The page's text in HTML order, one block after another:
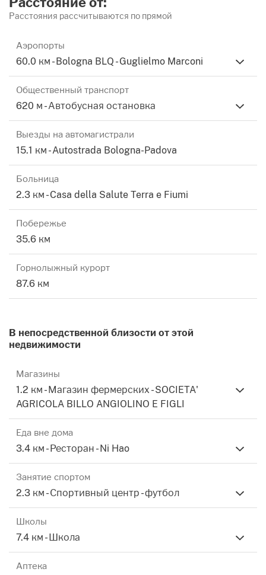
тавернами 1800 года.
Найдено: Частично посаженный и частично
свободный, возможность бассейна и теннисного
корта.
2 - Гараж: Свободный с четырех сторон,
три отдельных, но сообщающихся пространства.
3 -Снаряжение 1800 года, подлежащее
восстановлению, на двух этажах, для 2/3
деревянных ферм и таверн 1800 года, все площадью
Общая площадь строений, не открытых, mq.1.250.
запрошенная цена € 875.000 (цена за кв. 700).
Для любой дополнительной информации,
разъяснений и т.д. Вы можете связаться со мной по
электронной почте в FLAVIALO@TISCALI.IT -
Этот текст был переведен автоматически.
Смотрите описания, введенные рекламодателем
Расстояния рассчитываются по прямой
Аэропорты
60.0 км - Bologna BLQ - Guglielmo Marconi
Общественный транспорт
620 м - Автобусная остановка
Выезды на автомагистрали
15.1 км - Autostrada Bologna-Padova
Больница
2.3 км - Casa della Salute Terra e Fiumi
Побережье
35.6 км
Горнолыжный курорт
87.6 км
В непосредственной близости от этой
недвижимости
Магазины
1.2 км - Магазин фермерских - SOCIETA'
AGRICOLA BILLO ANGIOLINO E FIGLI
Еда вне дома
3.4 км - Ресторан - Ni Hao
Занятие спортом
2.3 км - Спортивный центр - футбол
Школы
7.4 км - Школа
Аптека